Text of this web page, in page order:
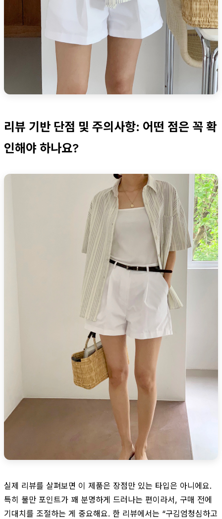
리뷰 기반 단점 및 주의사항: 어떤 점은 꼭 확
인해야 하나요?
실제 리뷰를 살펴보면 이 제품은 장점만 있는 타입은 아니에요.
특히 불만 포인트가 꽤 분명하게 드러나는 편이라서, 구매 전에
기대치를 조절하는 게 중요해요. 한 리뷰에서는 “구김엄청심하고